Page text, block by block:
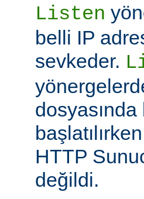
Listen
belli IP
sevkeder.
HTTP
değildi.